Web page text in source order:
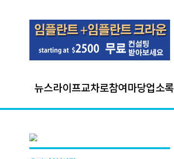
뉴스라이프교차로참여마당업소록